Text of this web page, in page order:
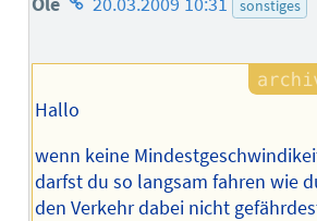
Autors
sonstiges
Hallo
wenn keine
darfst du so langsam fahren wie
den Verkehr dabei nicht